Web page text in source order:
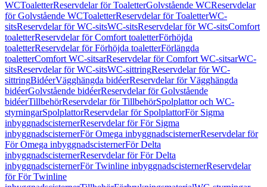
WCToaletterReservdelar för ToaletterGolvstående WCReservdelar
för Golvstående WCToaletterReservdelar för ToaletterWC-
sitsReservdelar för WC-sitsWC-sitsReservdelar för WC-sitsComfort
toaletterReservdelar för Comfort toaletterFörhöjda
toaletterReservdelar för Förhöjda toaletterFörlängda
toaletterComfort WC-sitsarReservdelar för Comfort WC-sitsarWC-
sitsReservdelar för WC-sitsWC-sittringReservdelar för WC-
sittringBidéerVägghängda bidéerReservdelar för Vägghängda
bidéerGolvstående bidéerReservdelar för Golvstående
bidéerTillbehörReservdelar för TillbehörSpolplattor och WC-
styrningarSpolplattorReservdelar för SpolplattorFör Sigma
inbyggnadscisternerReservdelar för För Sigma
inbyggnadscisternerFör Omega inbyggnadscisternerReservdelar för
För Omega inbyggnadscisternerFör Delta
inbyggnadscisternerReservdelar för För Delta
inbyggnadscisternerFör Twinline inbyggnadscisternerReservdelar
för För Twinline